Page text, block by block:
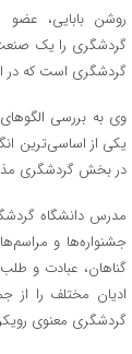
روشن بابایی،‌ عضو
گردشگری را یک
گردشگری است که در
وی به بررسی
یکی از اساسی‌ترین
در بخش گردشگری
مدرس دانشگاه
جشنواره‌ها و
گناهان، عبادت و
ادیان مختلف را از
گردشگری معنوی